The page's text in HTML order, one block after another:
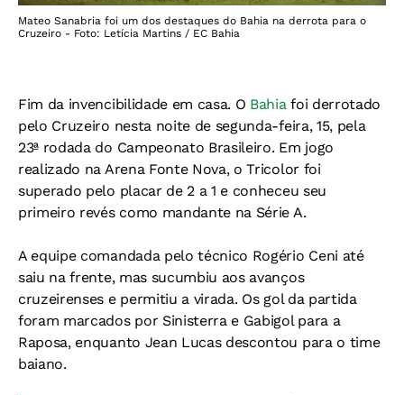
Mateo Sanabria foi um dos destaques do Bahia na derrota para o
Cruzeiro - Foto: Letícia Martins / EC Bahia
Fim da invencibilidade em casa. O Bahia foi derrotado
pelo Cruzeiro nesta noite de segunda-feira, 15, pela
23ª rodada do Campeonato Brasileiro. Em jogo
realizado na Arena Fonte Nova, o Tricolor foi
superado pelo placar de 2 a 1 e conheceu seu
primeiro revés como mandante na Série A.
A equipe comandada pelo técnico Rogério Ceni até
saiu na frente, mas sucumbiu aos avanços
cruzeirenses e permitiu a virada. Os gol da partida
foram marcados por Sinisterra e Gabigol para a
Raposa, enquanto Jean Lucas descontou para o time
baiano.